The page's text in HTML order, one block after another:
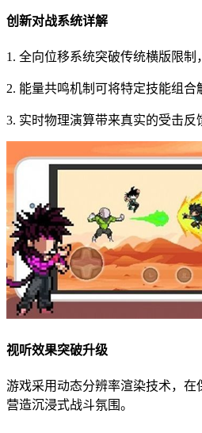
创新对战系统详解
1. 全向位移系统突破传统横版限制
2. 能量共鸣机制可将特定技能组合
3. 实时物理演算带来真实的受击反
视听效果突破升级
游戏采用动态分辨率渲染技术，在
营造沉浸式战斗氛围。